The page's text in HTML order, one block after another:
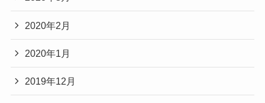
2020年2月
2020年1月
2019年12月